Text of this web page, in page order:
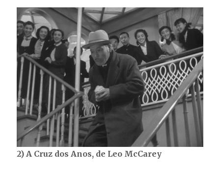
2) A Cruz dos Anos, de Leo McCarey